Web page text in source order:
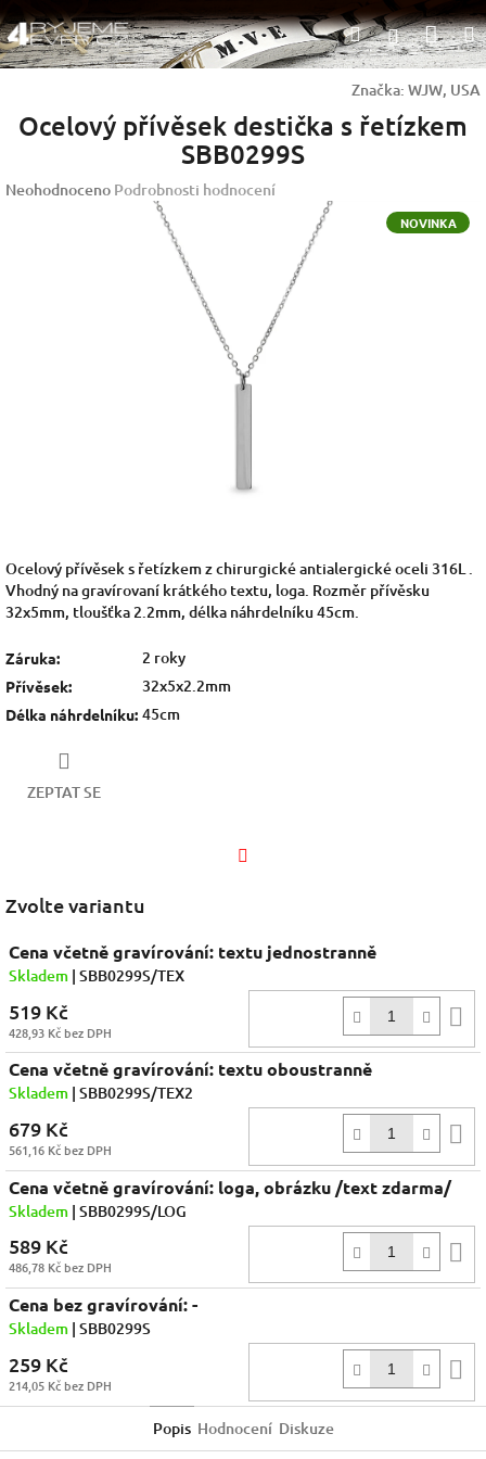
na
obsah
HledatPřihlášení
Značka: WJW, USA
Ocelový přívěsek destička s řetízkem
SBB0299S
Průměrné
Neohodnoceno Podrobnosti hodnocení
NOVINKA
Ocelový přívěsek s řetízkem z chirurgické antialergické oceli 316L .
Vhodný na gravírovaní krátkého textu, loga. Rozměr přívěsku
32x5mm, tloušťka 2.2mm, délka náhrdelníku 45cm.
Záruka: 2 roky
Přívěsek: 32x5x2.2mm
Délka náhrdelníku: 45cm
ZEPTAT SE
Zvolte variantu
Cena včetně gravírování: textu jednostranně
Skladem | SBB0299S/TEX
519 Kč
428,93 Kč bez DPH
Cena včetně gravírování: textu oboustranně
Skladem | SBB0299S/TEX2
679 Kč
561,16 Kč bez DPH
Cena včetně gravírování: loga, obrázku /text zdarma/
Skladem | SBB0299S/LOG
589 Kč
486,78 Kč bez DPH
Cena bez gravírování: -
Skladem | SBB0299S
259 Kč
214,05 Kč bez DPH
Popis Hodnocení Diskuze